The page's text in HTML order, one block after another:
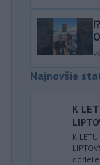
Najnovšie
K
K